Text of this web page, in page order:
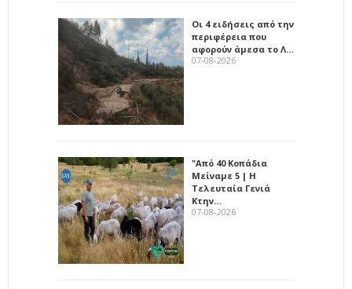
Οι 4 ειδήσεις από την
περιφέρεια που
αφορούν άμεσα το Λ…
07-08-2026
"Από 40 Κοπάδια
Μείναμε 5 | Η
Τελευταία Γενιά
Κτην…
07-08-2026